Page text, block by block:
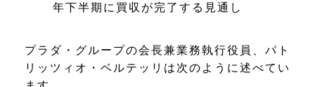
年下半期に買収が完了する見通し
プラダ・グループの会長兼業務執行役員、パト
リッツィオ・ベルテッリは次のように述べてい